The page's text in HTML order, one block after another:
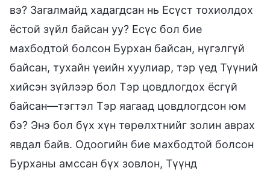
вэ? Загалмайд хадагдсан нь Есүст тохиолдох
ёстой зүйл байсан уу? Есүс бол бие
махбодтой болсон Бурхан байсан, нүгэлгүй
байсан, тухайн үеийн хуулиар, тэр үед Түүний
хийсэн зүйлээр бол Тэр цовдлогдох ёсгүй
байсан—тэгтэл Тэр яагаад цовдлогдсон юм
бэ? Энэ бол бүх хүн төрөлхтнийг золин аврах
явдал байв. Одоогийн бие махбодтой болсон
Бурханы амссан бүх зовлон, Түүнд